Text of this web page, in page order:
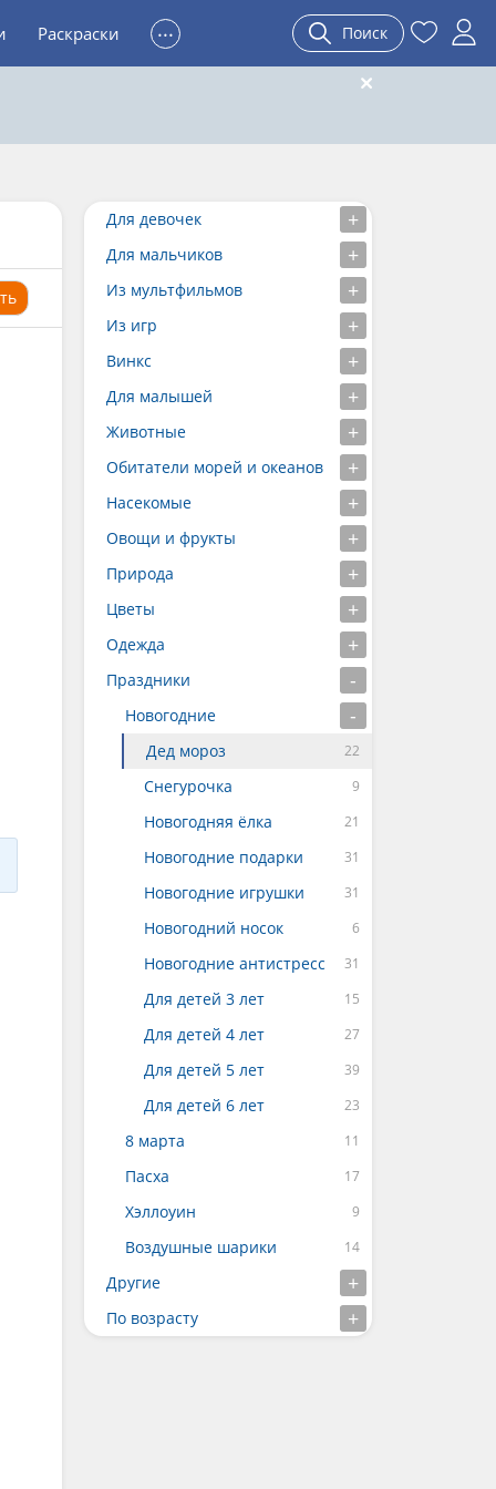
Раскраски ... Поиск
Для девочек
Для мальчиков
Из мультфильмов
Из игр
Винкс
Для малышей
Животные
Обитатели морей и океанов
Насекомые
Овощи и фрукты
Природа
Цветы
Одежда
Праздники
Новогодние
Дед мороз
Снегурочка
Новогодняя ёлка
Новогодние подарки
Новогодние игрушки
Новогодний носок
Новогодние антистресс
Для детей 3 лет
Для детей 4 лет
Для детей 5 лет
Для детей 6 лет
8 марта
Пасха
Хэллоуин
Воздушные шарики
Другие
По возрасту